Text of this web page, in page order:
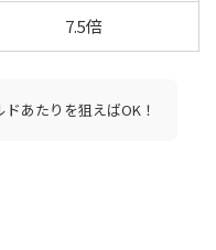
7.5倍
あたりを狙えばOK！